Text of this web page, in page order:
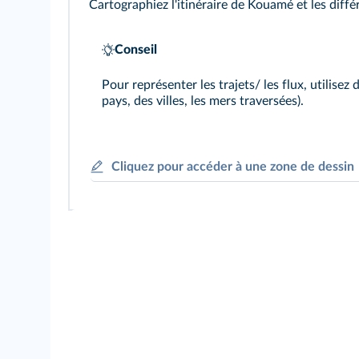
Cartographiez l'itinéraire de Kouamé et les
Conseil
Pour représenter les trajets/ les flux, utilisez
pays, des villes, les mers traversées).
Cliquez pour accéder à une zone de dessin